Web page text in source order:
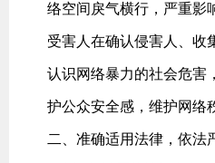
络空间戾气横行，严重影
受害人在确认侵害人、收
认识网络暴力的社会危害
护公众安全感，维护网络
二、准确适用法律，依法